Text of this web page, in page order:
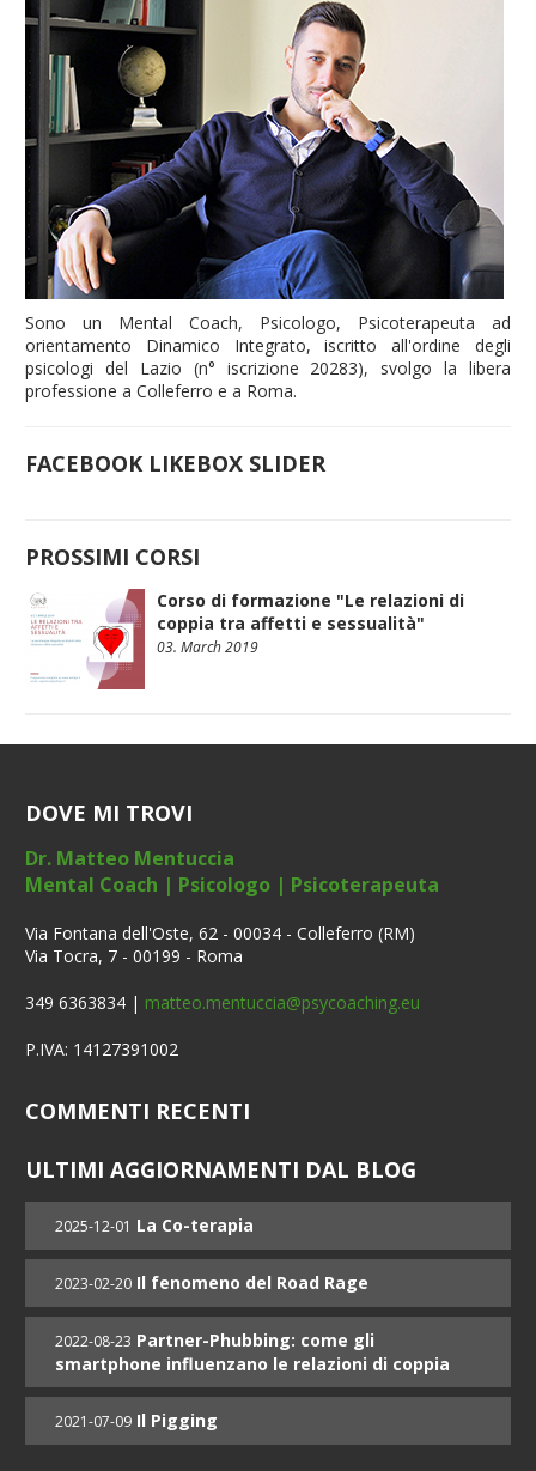
Sono un Mental Coach, Psicologo, Psicoterapeuta ad
orientamento Dinamico Integrato, iscritto all'ordine degli
psicologi del Lazio (n° iscrizione 20283), svolgo la libera
professione a Colleferro e a Roma.
FACEBOOK LIKEBOX SLIDER
PROSSIMI CORSI
Corso di formazione "Le relazioni di
coppia tra affetti e sessualità"
03. March 2019
DOVE MI TROVI
Dr. Matteo Mentuccia
Mental Coach | Psicologo | Psicoterapeuta
Via Fontana dell'Oste, 62 - 00034 - Colleferro (RM)
Via Tocra, 7 - 00199 - Roma
349 6363834 | matteo.mentuccia@psycoaching.eu
P.IVA: 14127391002
COMMENTI RECENTI
ULTIMI AGGIORNAMENTI DAL BLOG
2025-12-01 La Co-terapia
2023-02-20 Il fenomeno del Road Rage
2022-08-23 Partner-Phubbing: come gli
smartphone influenzano le relazioni di coppia
2021-07-09 Il Pigging